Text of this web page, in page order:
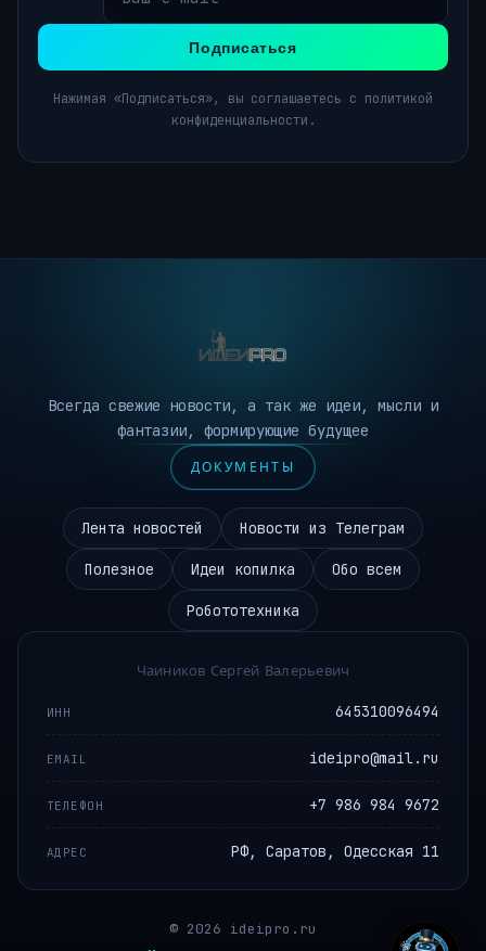
Подписаться
Нажимая «Подписаться», вы соглашаетесь с политикой
конфиденциальности.
Всегда свежие новости, а так же идеи, мысли и
фантазии, формирующие будущее
ДОКУМЕНТЫ
Лента новостей Новости из Телеграм
Полезное Идеи копилка Обо всем
Робототехника
Чаиников Сергей Валерьевич
ИНН 645310096494
EMAIL ideipro@mail.ru
ТЕЛЕФОН +7 986 984 9672
АДРЕС РФ, Саратов, Одесская 11
© 2026 ideipro.ru